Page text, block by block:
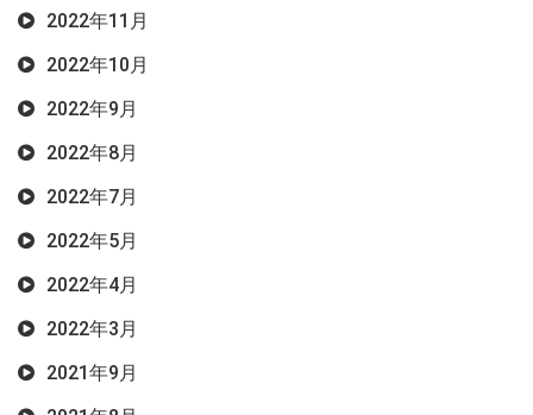
2022年11月
2022年10月
2022年9月
2022年8月
2022年7月
2022年5月
2022年4月
2022年3月
2021年9月